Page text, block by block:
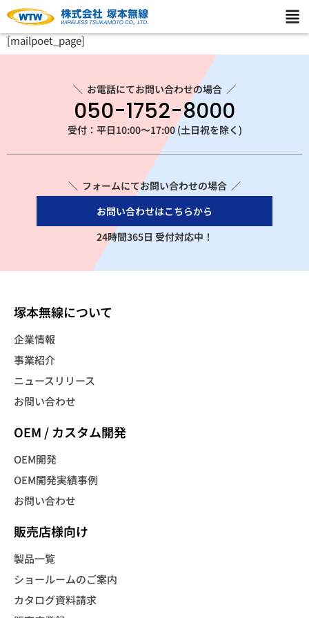
[mailpoet_page]
＼ お電話にてお問い合わせの場合 ／
050-1752-8000
受付：平日10:00～17:00 (土日祝を除く)
＼ フォームにてお問い合わせの場合 ／
お問い合わせはこちらから
24時間365日 受付対応中！
塚本無線について
企業情報
事業紹介
ニュースリリース
お問い合わせ
OEM / カスタム開発
OEM開発
OEM開発実績事例
お問い合わせ
販売店様向け
製品一覧
ショールームのご案内
カタログ資料請求